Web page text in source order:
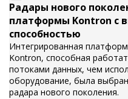
Радары нового
платформы Kontron с
способностью
Интегрированная
Kontron, способная
потоками данных, чем
оборудование, была
радара нового поколения.